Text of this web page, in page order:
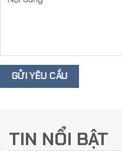
TIN NỔI BẬT